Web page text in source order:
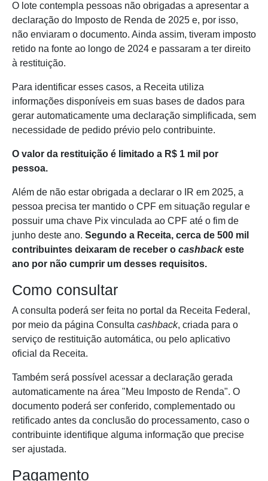
O lote contempla pessoas não obrigadas a apresentar a
declaração do Imposto de Renda de 2025 e, por isso,
não enviaram o documento. Ainda assim, tiveram imposto
retido na fonte ao longo de 2024 e passaram a ter direito
à restituição.
Para identificar esses casos, a Receita utiliza
informações disponíveis em suas bases de dados para
gerar automaticamente uma declaração simplificada, sem
necessidade de pedido prévio pelo contribuinte.
O valor da restituição é limitado a R$ 1 mil por
pessoa.
Além de não estar obrigada a declarar o IR em 2025, a
pessoa precisa ter mantido o CPF em situação regular e
possuir uma chave Pix vinculada ao CPF até o fim de
junho deste ano. Segundo a Receita, cerca de 500 mil
contribuintes deixaram de receber o cashbackeste
ano por não cumprir um desses requisitos.
Como consultar
A consulta poderá ser feita no portal da Receita Federal,
por meio da página Consulta cashback, criada para o
serviço de restituição automática, ou pelo aplicativo
oficial da Receita.
Também será possível acessar a declaração gerada
automaticamente na área "Meu Imposto de Renda". O
documento poderá ser conferido, complementado ou
retificado antes da conclusão do processamento, caso o
contribuinte identifique alguma informação que precise
ser ajustada.
Pagamento